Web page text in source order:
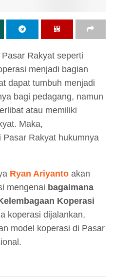
Rakyat seperti
menjadi bagian
dapat tumbuh menjadi
bagi pedagang, namun
atau memiliki
Maka,
Rakyat hukumnya
Ryan Ariyanto akan
mengenai bagaimana
Koperasi
koperasi dijalankan,
model koperasi di Pasar